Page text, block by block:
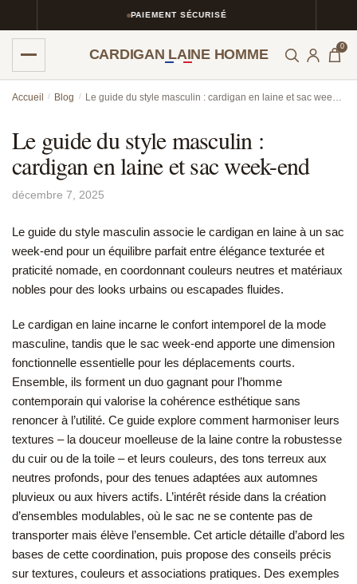
PAIEMENT SÉCURISÉ
CARDIGAN LAINE HOMME 0
Accueil / Blog / Le guide du style masculin : cardigan en laine et sac week-end
Le guide du style masculin :
cardigan en laine et sac week-end
décembre 7, 2025
Le guide du style masculin associe le cardigan en laine à un sac
week-end pour un équilibre parfait entre élégance texturée et
praticité nomade, en coordonnant couleurs neutres et matériaux
nobles pour des looks urbains ou escapades fluides.
Le cardigan en laine incarne le confort intemporel de la mode
masculine, tandis que le sac week-end apporte une dimension
fonctionnelle essentielle pour les déplacements courts.
Ensemble, ils forment un duo gagnant pour l’homme
contemporain qui valorise la cohérence esthétique sans
renoncer à l’utilité. Ce guide explore comment harmoniser leurs
textures – la douceur moelleuse de la laine contre la robustesse
du cuir ou de la toile – et leurs couleurs, des tons terreux aux
neutres profonds, pour des tenues adaptées aux automnes
pluvieux ou aux hivers actifs. L’intérêt réside dans la création
d’ensembles modulables, où le sac ne se contente pas de
transporter mais élève l’ensemble. Cet article détaille d’abord les
bases de cette coordination, puis propose des conseils précis
sur textures, couleurs et associations pratiques. Des exemples